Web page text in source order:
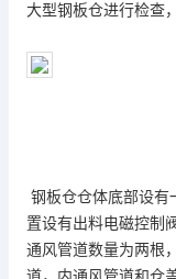
大型钢板仓进行检查
钢板仓仓体底部设有
置设有出料电磁控制
通风管道数量为两根
道，内通风管道和仓